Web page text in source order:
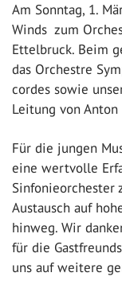
Am Sonntag, 1.
Winds zum
Ettelbruck. Beim
das Orchestre
cordes sowie
Leitung von
Für die jungen
eine wertvolle
Sinfonieorchester
Austausch auf
hinweg. Wir
für die
uns auf weitere